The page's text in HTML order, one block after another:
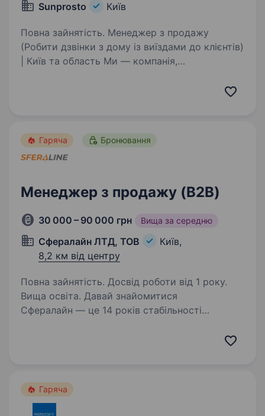
Sunprosto Київ
Повна зайнятість. Менеджер з продажу
(Робити дзвінки з дому із виїздами до клієнтів)
| Київ та область Ми — компанія,
Гаряча Бронювання
Менеджер з продажу (B2B)
30 000 – 90 000 грн Вища за середню
Сфералайн ЛТД, ТОВ
Київ,
8,2 км від центру
Повна зайнятість. Досвід роботи від 1 року.
Вища освіта. Давай знайомитися
Сфералайн — це 14 років стабільності
площею 5700 м².Нам довіряють клієнти — і
Гаряча